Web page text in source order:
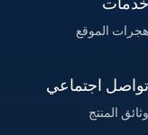
هجرات الموقع
تواصل اجتماعي
وثائق المنتج